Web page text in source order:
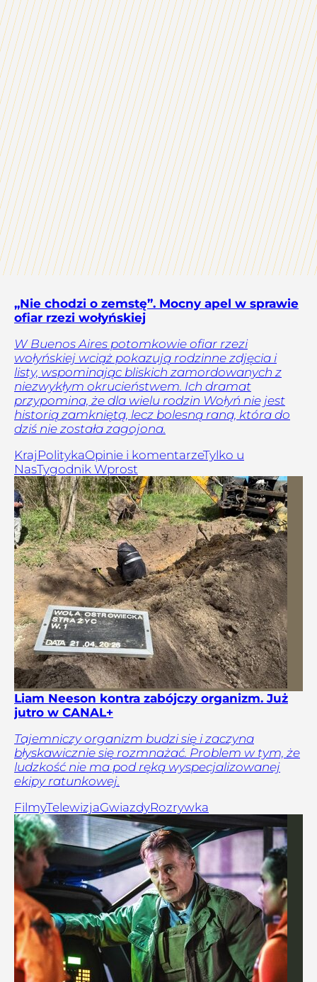
„Nie chodzi o zemstę”. Mocny apel w sprawie
ofiar rzezi wołyńskiej
W Buenos Aires potomkowie ofiar rzezi
wołyńskiej wciąż pokazują rodzinne zdjęcia i
listy, wspominając bliskich zamordowanych z
niezwykłym okrucieństwem. Ich dramat
przypomina, że dla wielu rodzin Wołyń nie jest
historią zamkniętą, lecz bolesną raną, która do
dziś nie została zagojona.
Kraj PolitykaOpinie i komentarzeTylko u
NasTygodnik Wprost
Liam Neeson kontra zabójczy organizm. Już
jutro w CANAL+
Tajemniczy organizm budzi się i zaczyna
błyskawicznie się rozmnażać. Problem w tym, że
ludzkość nie ma pod ręką wyspecjalizowanej
ekipy ratunkowej.
FilmyTelewizjaGwiazdyRozrywka